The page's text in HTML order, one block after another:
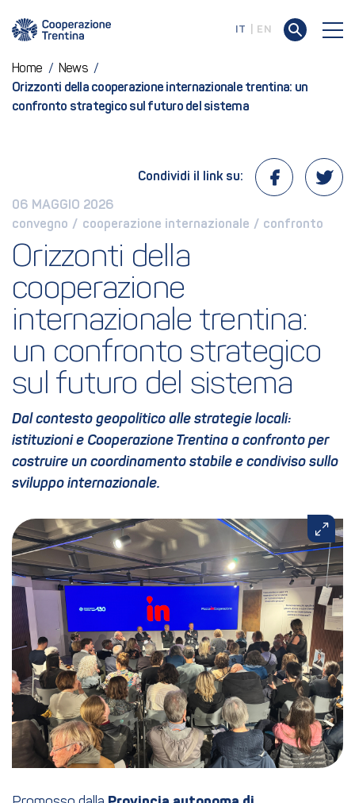
IT EN
Home / News /
Orizzonti della cooperazione internazionale trentina: un
confronto strategico sul futuro del sistema
06 MAGGIO 2026
convegno / cooperazione internazionale / confronto
Condividi il link su:
Orizzonti della
cooperazione
internazionale trentina:
un confronto strategico
sul futuro del sistema
Dal contesto geopolitico alle strategie locali:
istituzioni e Cooperazione Trentina a confronto per
costruire un coordinamento stabile e condiviso sullo
sviluppo internazionale.